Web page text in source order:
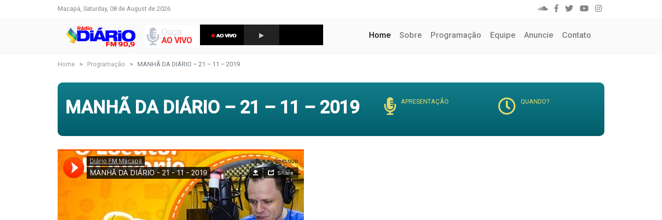
Macapá, Saturday, 08 de August de 2026
Ouça
AO VIVO
Home(current)
Sobre Programação Equipe Anuncie Contato
Home Programação MANHÃ DA DIÁRIO – 21 – 11 – 2019
MANHÃ DA DIÁRIO – 21 – 11 – 2019 APRESENTAÇÃO QUANDO?